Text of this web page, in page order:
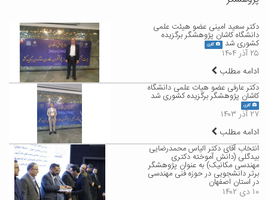
دکتر سعید امینی عضو هیئت علمی
دانشگاه کاشان پژوهشگر برگزیده
کشوری شد گالری
۲۵ آذر ۱۴۰۴
ادامه مطلب
دکتر عارفی عضو هیات علمی دانشگاه
کاشان پژوهشگر برگزیده کشوری شد
گالری
۲۷ آذر ۱۴۰۳
ادامه مطلب
انتخاب آقای دکتر الیاس محمدرضایی
بیدگلی (دانش آموخته دکتری
مهندسی مکانیک) به عنوان پژوهشگر
برتر دانشجویی در حوزه فنی مهندسی
در استان اصفهان
۱۰ دی ۱۴۰۲